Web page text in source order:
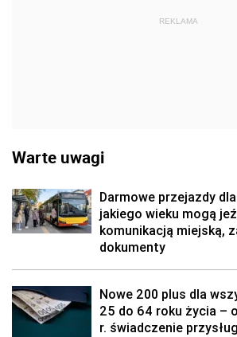
REKLAMA
Warte uwagi
Darmowe przejazdy
jakiego wieku mogą
komunikacją miejską,
dokumenty
Nowe 200 plus dla
25 do 64 roku życia –
r. świadczenie